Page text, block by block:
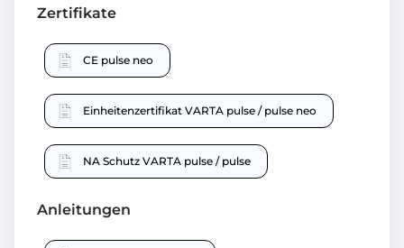
Zertifikate
CE pulse neo
Einheitenzertifikat VARTA pulse / pulse neo
NA Schutz VARTA pulse / pulse
Anleitungen